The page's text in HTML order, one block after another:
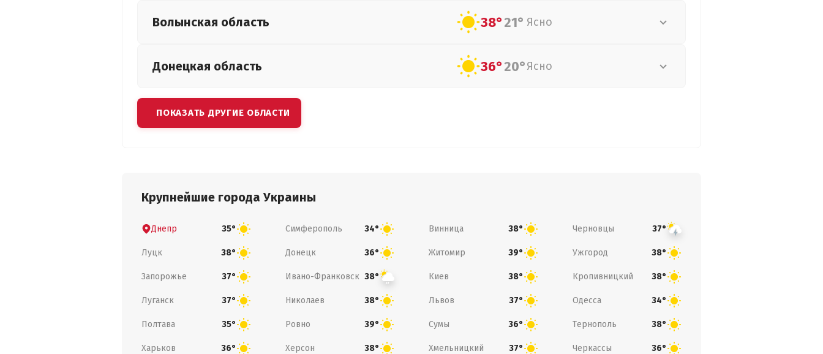
Волынская область 38°21° Ясно
Донецкая область 36°20°Ясно
ПОКАЗАТЬ ДРУГИЕ ОБЛАСТИ
Крупнейшие города Украины
Днепр 35° Симферополь 34° Винница 38° Черновцы 37°
Луцк 38° Донецк 36° Житомир 39° Ужгород 38°
Запорожье 37° Ивано-Франковск 38° Киев 38° Кропивницкий 38°
Луганск 37° Николаев 38° Львов 37° Одесса 34°
Полтава 35° Ровно 39° Сумы 36° Тернополь 38°
Харьков 36° Херсон 38° Хмельницкий 37° Черкассы 36°